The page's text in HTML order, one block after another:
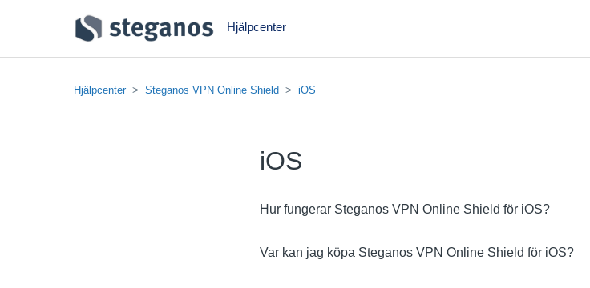
Hjälpcenter
Hjälpcenter Steganos VPN Online Shield iOS
iOS
Hur fungerar Steganos VPN Online Shield för iOS?
Var kan jag köpa Steganos VPN Online Shield för iOS?